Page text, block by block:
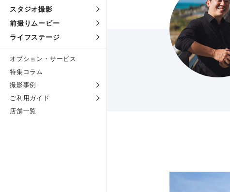
スタジオ撮影
前撮りムービー
ライフステージ
オプション・サービス
特集コラム
撮影事例
ご利用ガイド
店舗一覧